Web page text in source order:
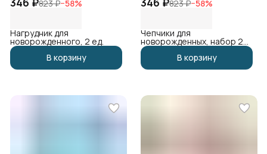
823 ₽−58%
Нагрудник для
новорожденного, 2 ед.
В корзину
823 ₽−58%
Чепчики для
новорожденных, набор 2
шт
В корзину